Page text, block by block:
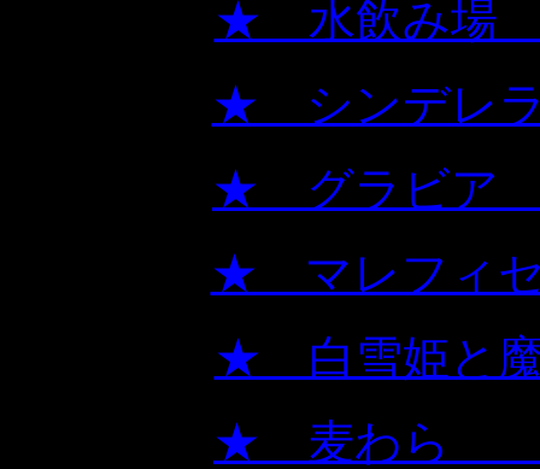
★ 水
★ シ
★ グ
★ マレ
★ 白
★